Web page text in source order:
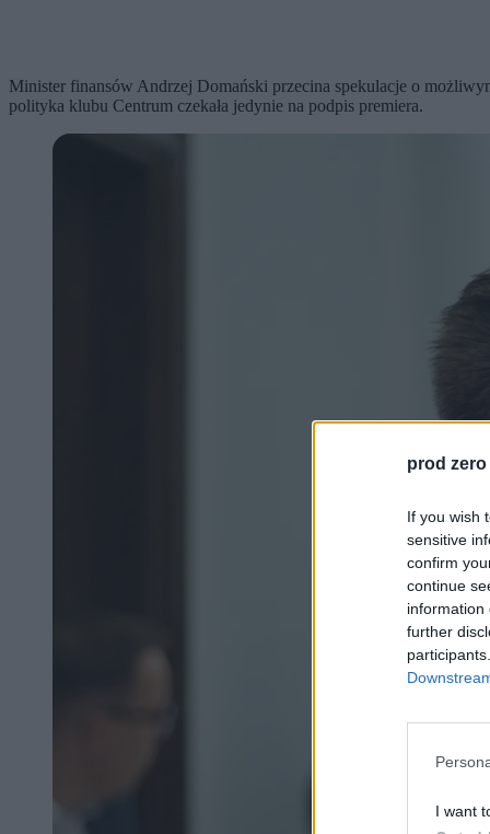
prod zero
If you wish
sensitive
confirm
continue
information
further
I want
Minister finansów Andrzej Domański przecina spekulacje o
polityka klubu Centrum czekała jedynie na podpis premiera.